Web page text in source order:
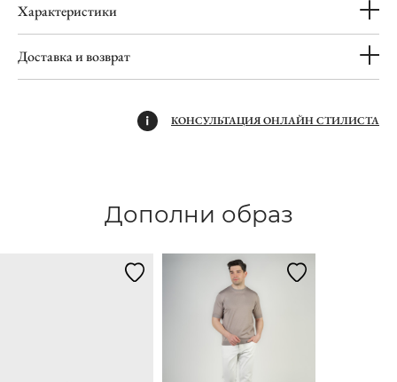
Характеристики
Доставка и возврат
КОНСУЛЬТАЦИЯ ОНЛАЙН СТИЛИСТА
Дополни образ